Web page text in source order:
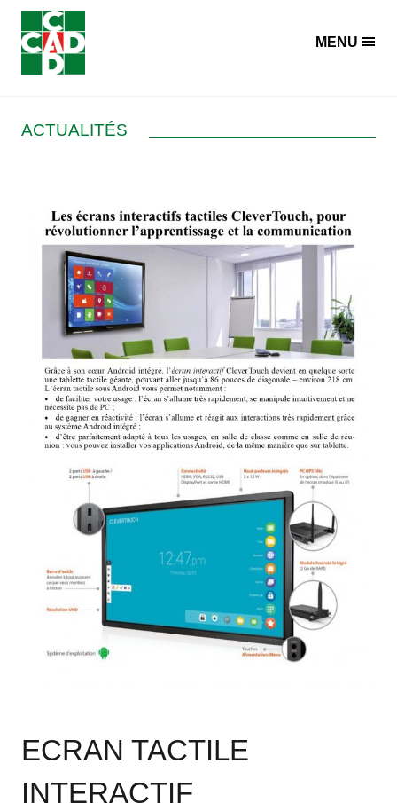
MENU
ACTUALITÉS
ECRAN TACTILE
INTERACTIF
Panneau de gestion des cookies